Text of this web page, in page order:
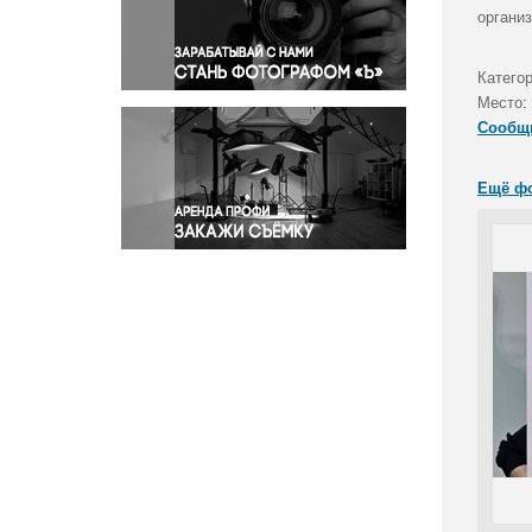
Правосудие
Происшествия и конфликты
Религия
Светская жизнь
Спорт
Экология
Экономика и бизнес
Место:
Ещё